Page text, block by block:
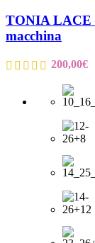
TONIA LACE
macchina
200,00€